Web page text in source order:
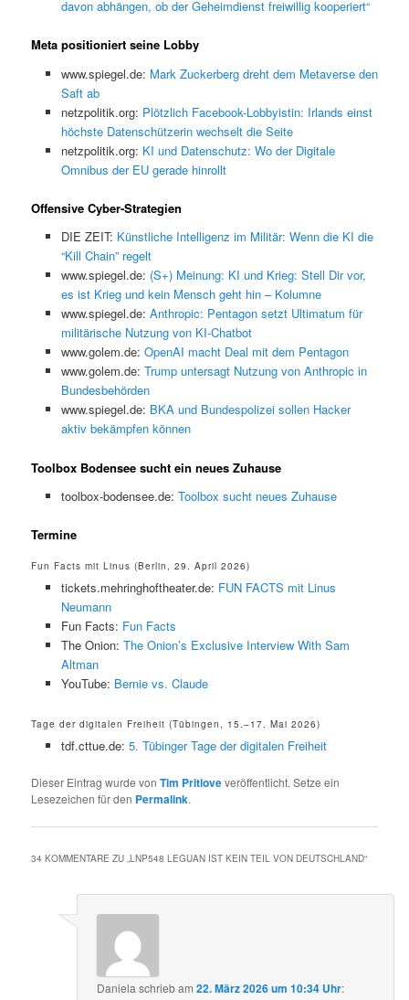
davon abhängen, ob der Geheimdienst freiwillig kooperiert“
Meta positioniert seine Lobby
www.spiegel.de: Mark Zuckerberg dreht dem Metaverse den
Saft ab
netzpolitik.org: Plötzlich Facebook-Lobbyistin: Irlands einst
höchste Datenschützerin wechselt die Seite
netzpolitik.org: KI und Datenschutz: Wo der Digitale
Omnibus der EU gerade hinrollt
Offensive Cyber-Strategien
DIE ZEIT: Künstliche Intelligenz im Militär: Wenn die KI die
“Kill Chain” regelt
www.spiegel.de: (S+) Meinung: KI und Krieg: Stell Dir vor,
es ist Krieg und kein Mensch geht hin – Kolumne
www.spiegel.de: Anthropic: Pentagon setzt Ultimatum für
militärische Nutzung von KI-Chatbot
www.golem.de: OpenAI macht Deal mit dem Pentagon
www.golem.de: Trump untersagt Nutzung von Anthropic in
Bundesbehörden
www.spiegel.de: BKA und Bundespolizei sollen Hacker
aktiv bekämpfen können
Toolbox Bodensee sucht ein neues Zuhause
toolbox-bodensee.de: Toolbox sucht neues Zuhause
Termine
Fun Facts mit Linus (Berlin, 29. April 2026)
tickets.mehringhoftheater.de: FUN FACTS mit Linus
Neumann
Fun Facts: Fun Facts
The Onion: The Onion’s Exclusive Interview With Sam
Altman
YouTube: Bernie vs. Claude
Tage der digitalen Freiheit (Tübingen, 15.–17. Mai 2026)
tdf.cttue.de: 5. Tübinger Tage der digitalen Freiheit
Dieser Eintrag wurde vonTim Pritloveveröffentlicht. Setze ein
Lesezeichen für den Permalink.
34 KOMMENTARE ZU „LNP548 LEGUAN IST KEIN TEIL VON DEUTSCHLAND“
Daniela schriebam22. März 2026 um 10:34 Uhr: